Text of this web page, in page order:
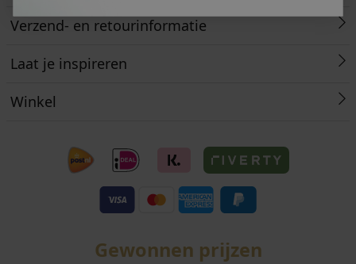
Verzend- en retourinformatie
Laat je inspireren
Winkel
Gewonnen prijzen